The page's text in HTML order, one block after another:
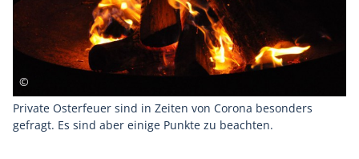
Private Osterfeuer sind in Zeiten von Corona besonders
gefragt. Es sind aber einige Punkte zu beachten.